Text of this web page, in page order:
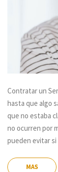
Contratar un
hasta que algo
que no estaba
no ocurren por
pueden evitar
MAS